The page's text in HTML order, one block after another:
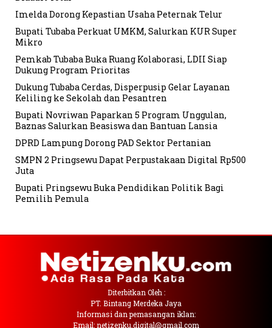
Imelda Dorong Kepastian Usaha Peternak Telur
Bupati Tubaba Perkuat UMKM, Salurkan KUR Super
Mikro
Pemkab Tubaba Buka Ruang Kolaborasi, LDII Siap
Dukung Program Prioritas
Dukung Tubaba Cerdas, Disperpusip Gelar Layanan
Keliling ke Sekolah dan Pesantren
Bupati Novriwan Paparkan 5 Program Unggulan,
Baznas Salurkan Beasiswa dan Bantuan Lansia
DPRD Lampung Dorong PAD Sektor Pertanian
SMPN 2 Pringsewu Dapat Perpustakaan Digital Rp500
Juta
Bupati Pringsewu Buka Pendidikan Politik Bagi
Pemilih Pemula
Diterbitkan Oleh :
PT. Bintang Merdeka Jaya
Informasi dan pemasangan iklan:
Email: netizenku.digital@gmail.com